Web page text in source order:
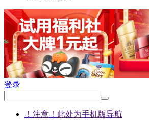
登录
！注意！此处为手机版导航